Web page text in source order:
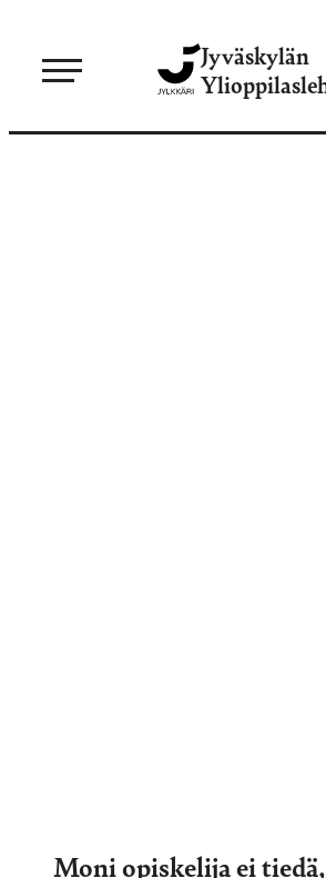
sisältöön
Jyväskylän
Moni opiskelija ei